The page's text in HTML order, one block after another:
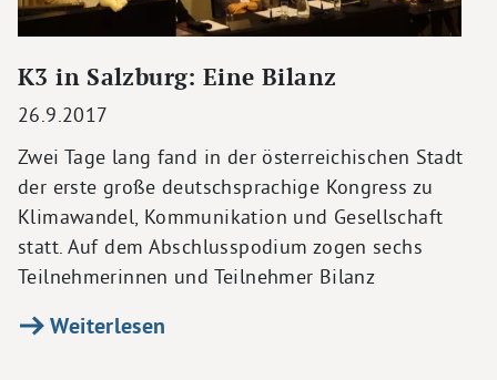
K3 in Salzburg: Eine Bilanz
26.9.2017
Zwei Tage lang fand in der österreichischen Stadt
der erste große deutschsprachige Kongress zu
Klimawandel, Kommunikation und Gesellschaft
statt. Auf dem Abschlusspodium zogen sechs
Teilnehmerinnen und Teilnehmer Bilanz
Weiterlesen